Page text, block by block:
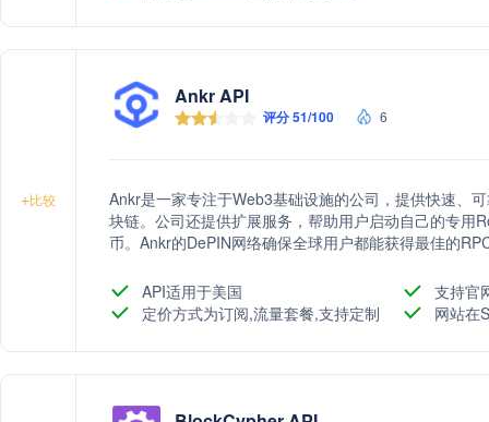
+比较
Ankr API
评分 51/100 6
Ankr是一家专注于Web3基础设施的公司，提供快速、
块链。公司还提供扩展服务，帮助用户启动自己的专用
币。Ankr的DePIN网络确保全球用户都能获得最佳的
API适用于美国
支持官
定价方式为订阅,流量套餐,支持定制
网站在